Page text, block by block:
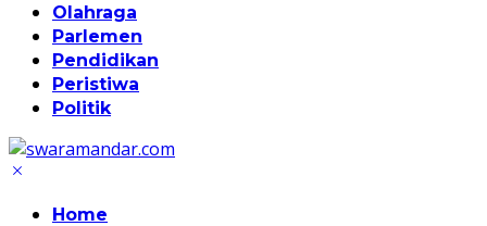
Olahraga
Parlemen
Pendidikan
Peristiwa
Politik
Home